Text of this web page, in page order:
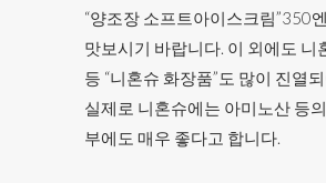
“양조장 소프트아이스크림”350
맛보시기 바랍니다. 이 외에도 니
등 “니혼슈 화장품”도 많이 진열
실제로 니혼슈에는 아미노산 등
부에도 매우 좋다고 합니다.